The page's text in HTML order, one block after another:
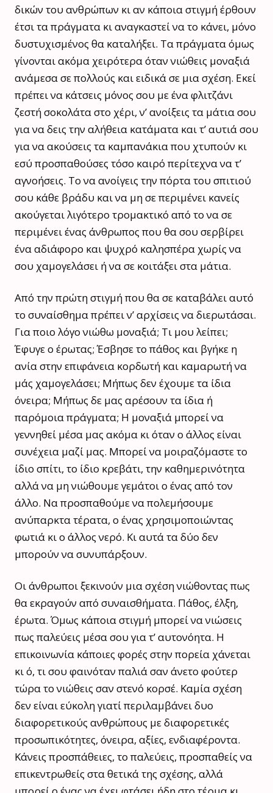
δικών του ανθρώπων κι αν κάποια στιγμή έρθουν
έτσι τα πράγματα κι αναγκαστεί να το κάνει, μόνο
δυστυχισμένος θα καταλήξει. Τα πράγματα όμως
γίνονται ακόμα χειρότερα όταν νιώθεις μοναξιά
ανάμεσα σε πολλούς και ειδικά σε μια σχέση. Εκεί
πρέπει να κάτσεις μόνος σου με ένα φλιτζάνι
ζεστή σοκολάτα στο χέρι, ν’ ανοίξεις τα μάτια σου
για να δεις την αλήθεια κατάματα και τ’ αυτιά σου
για να ακούσεις τα καμπανάκια που χτυπούν κι
εσύ προσπαθούσες τόσο καιρό περίτεχνα να τ’
αγνοήσεις. Το να ανοίγεις την πόρτα του σπιτιού
σου κάθε βράδυ και να μη σε περιμένει κανείς
ακούγεται λιγότερο τρομακτικό από το να σε
περιμένει ένας άνθρωπος που θα σου σερβίρει
ένα αδιάφορο και ψυχρό καλησπέρα χωρίς να
σου χαμογελάσει ή να σε κοιτάξει στα μάτια.
Από την πρώτη στιγμή που θα σε καταβάλει αυτό
το συναίσθημα πρέπει ν’ αρχίσεις να διερωτάσαι.
Για ποιο λόγο νιώθω μοναξιά; Τι μου λείπει;
Έφυγε ο έρωτας; Έσβησε το πάθος και βγήκε η
ανία στην επιφάνεια κορδωτή και καμαρωτή να
μάς χαμογελάσει; Μήπως δεν έχουμε τα ίδια
όνειρα; Μήπως δε μας αρέσουν τα ίδια ή
παρόμοια πράγματα; Η μοναξιά μπορεί να
γεννηθεί μέσα μας ακόμα κι όταν ο άλλος είναι
συνέχεια μαζί μας. Μπορεί να μοιραζόμαστε το
ίδιο σπίτι, το ίδιο κρεβάτι, την καθημερινότητα
αλλά να μη νιώθουμε γεμάτοι ο ένας από τον
άλλο. Να προσπαθούμε να πολεμήσουμε
ανύπαρκτα τέρατα, ο ένας χρησιμοποιώντας
φωτιά κι ο άλλος νερό. Κι αυτά τα δύο δεν
μπορούν να συνυπάρξουν.
Οι άνθρωποι ξεκινούν μια σχέση νιώθοντας πως
θα εκραγούν από συναισθήματα. Πάθος, έλξη,
έρωτα. Όμως κάποια στιγμή μπορεί να νιώσεις
πως παλεύεις μέσα σου για τ’ αυτονόητα. Η
επικοινωνία κάποιες φορές στην πορεία χάνεται
κι ό, τι σου φαινόταν παλιά σαν άνετο φούτερ
τώρα το νιώθεις σαν στενό κορσέ. Καμία σχέση
δεν είναι εύκολη γιατί περιλαμβάνει δυο
διαφορετικούς ανθρώπους με διαφορετικές
προσωπικότητες, όνειρα, αξίες, ενδιαφέροντα.
Κάνεις προσπάθειες, το παλεύεις, προσπαθείς να
επικεντρωθείς στα θετικά της σχέσης, αλλά